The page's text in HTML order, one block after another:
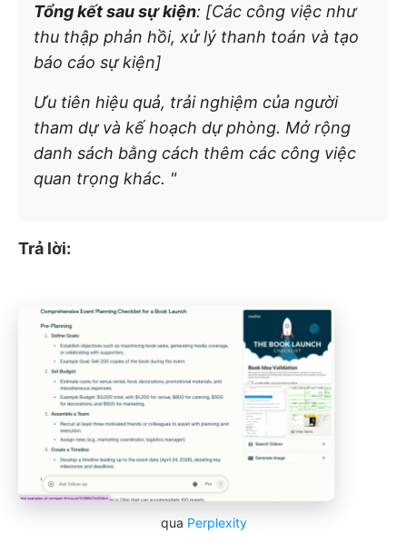
Tổng kết sau sự kiện: [Các công việc như
thu thập phản hồi, xử lý thanh toán và tạo
báo cáo sự kiện]
Ưu tiên hiệu quả, trải nghiệm của người
tham dự và kế hoạch dự phòng. Mở rộng
danh sách bằng cách thêm các công việc
quan trọng khác. "
Trả lời:
qua Perplexity